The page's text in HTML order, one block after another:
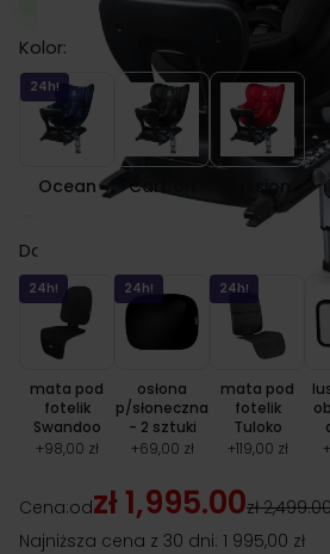
Kolor:
24h! Ocean
Ocean
Carbon
Carbon
Passion
Passion
Dodatki (opcjonalne)
24h!
mata pod
fotelik
Swandoo
+98,00 zł
24h!
osłona
p/słoneczna
- 2 sztuki
+69,00 zł
24h!
mata pod
fotelik
Tuloko
+119,00 zł
+
Cena:odzł 1,995.00zł
Najniższa cena z 30 dni: 1 995,00 zł